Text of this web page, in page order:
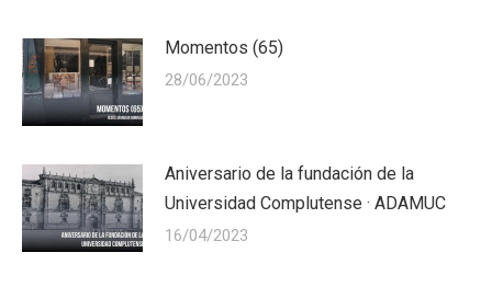
Momentos (65)
28/06/2023
Aniversario de la fundación de la
Universidad Complutense · ADAMUC
16/04/2023